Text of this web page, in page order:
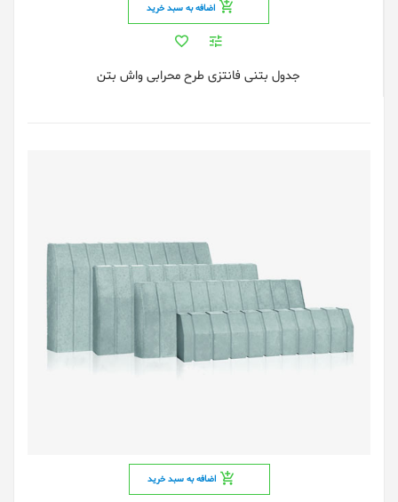
اضافه به سبد خرید
جدول بتنی فانتزی طرح محرابی واش بتن
اضافه به سبد خرید